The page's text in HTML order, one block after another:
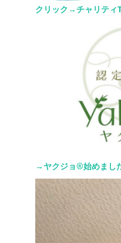
クリック→チャリティ
→ヤクジョ®︎始めまし